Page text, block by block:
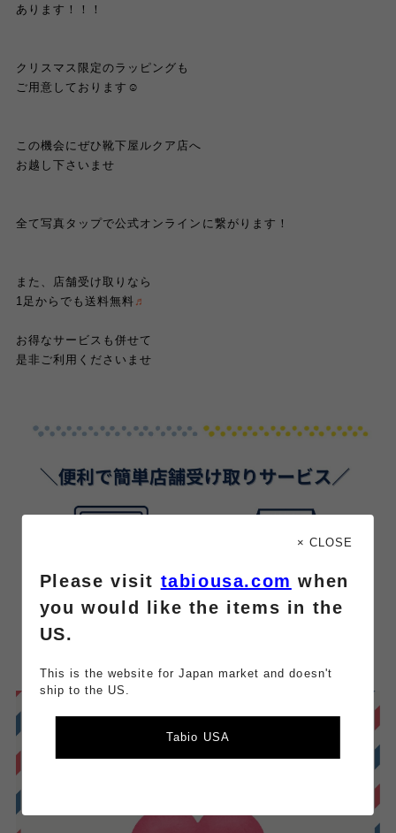
あります！！！
クリスマス限定のラッピングも
ご用意しております☺︎
この機会にぜひ靴下屋ルクア店へ
お越し下さいませ
全て写真タップで公式オンラインに繋がります！
また、店舗受け取りなら
1足からでも送料無料 ♬
お得なサービスも併せて
是非ご利用くださいませ
× CLOSE
Please visit tabiousa.com when
you would like the items in the
US.
This is the website for Japan market and doesn't
ship to the US.
Tabio USA